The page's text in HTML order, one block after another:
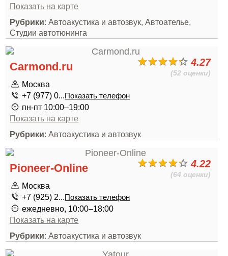
Показать на карте
Рубрики: Автоакустика и автозвук, Автоателье,
Студии автотюнинга
4.27
(52 оценки)
Carmond.ru
Москва
+7 (977) 0...Показать телефон
пн-пт 10:00–19:00
Показать на карте
Рубрики: Автоакустика и автозвук
4.22
(64 оценки)
Pioneer-Online
Москва
+7 (925) 2...Показать телефон
ежедневно, 10:00–18:00
Показать на карте
Рубрики: Автоакустика и автозвук